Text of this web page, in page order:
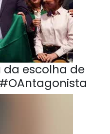
da escolha de